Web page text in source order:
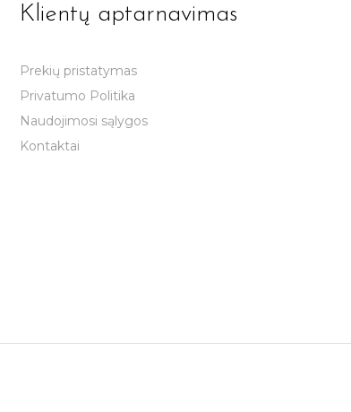
Klientų aptarnavimas
Prekių pristatymas
Privatumo Politika
Naudojimosi sąlygos
Kontaktai